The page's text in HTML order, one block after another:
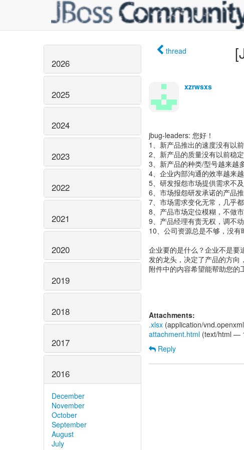
2026
2025
2024
2023
2022
2021
2020
2019
2018
2017
2016
December
November
October
September
August
July
thread
xzrwsxs
jbug-leaders: 您好！
1、新产品推出的速度没有以
2、新产品的质量没有以前稳
3、新产品的种类/型号越来越
4、企业内部沟通的效率越来
5、研发报怨市场提供需求不
6、市场报怨研发承诺的产品
7、市场需求变化无常，几乎
8、产品市场定位模糊，不做
9、产品经理有责无权，调不
10、公司资源总是不够，没
企业要的是什么？企业不是要
发的龙头，决定了产品的方向
附件中的内容希望能帮助您的
Attachments:
.xlsx (application/
attachment.html (text/html —
Reply